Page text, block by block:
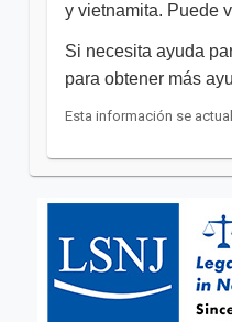
y vietnamita. Puede
Si necesita ayuda
para obtener más
Esta información se